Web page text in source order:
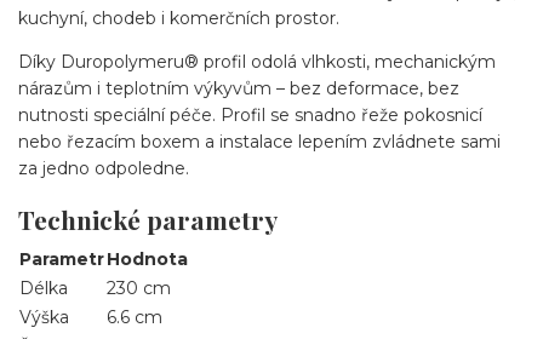
kuchyní, chodeb i komerčních prostor.
Díky Duropolymeru® profil odolá vlhkosti, mechanickým
nárazům i teplotním výkyvům – bez deformace, bez
nutnosti speciální péče. Profil se snadno řeže pokosnicí
nebo řezacím boxem a instalace lepením zvládnete sami
za jedno odpoledne.
Technické parametry
ParametrHodnota
Délka
230 cm
Výška
6.6 cm